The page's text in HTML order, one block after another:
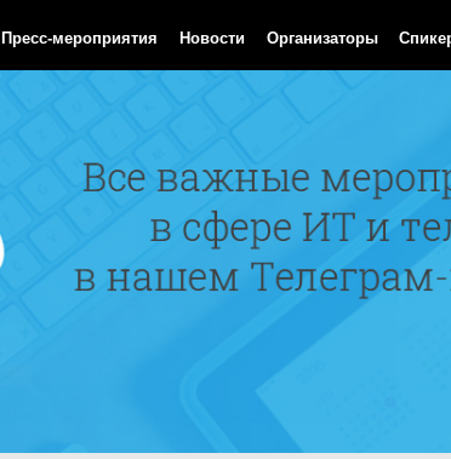
Пресс-мероприятия Новости Организаторы